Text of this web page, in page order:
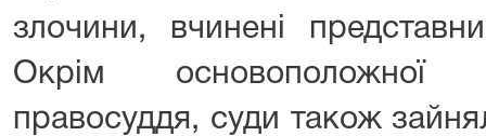
злочини, вчинені
Окрім основоположної
правосуддя, суди також